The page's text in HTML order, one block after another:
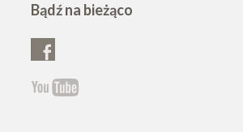
Bądź na bieżąco